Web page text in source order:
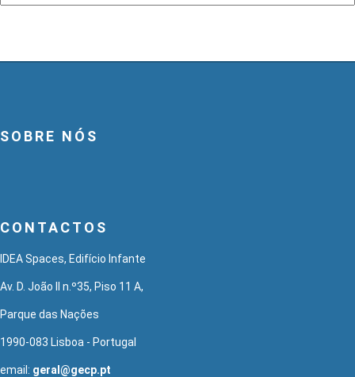
SOBRE NÓS
CONTACTOS
IDEA Spaces, Edifício Infante
Av. D. João II n.º35, Piso 11 A,
Parque das Nações
1990-083 Lisboa - Portugal
email: geral@gecp.pt